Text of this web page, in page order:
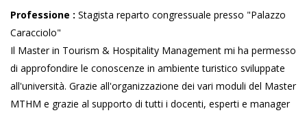
Professione : Stagista reparto congressuale presso "Palazzo
Caracciolo"
Il Master in Tourism & Hospitality Management mi ha permesso
di approfondire le conoscenze in ambiente turistico sviluppate
all'università. Grazie all'organizzazione dei vari moduli del Master
MTHM e grazie al supporto di tutti i docenti, esperti e manager